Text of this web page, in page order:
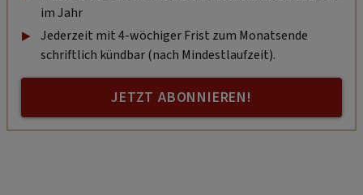
im Jahr
Jederzeit mit 4-wöchiger Frist zum Monatsende
schriftlich kündbar (nach Mindestlaufzeit).
JETZT ABONNIEREN!